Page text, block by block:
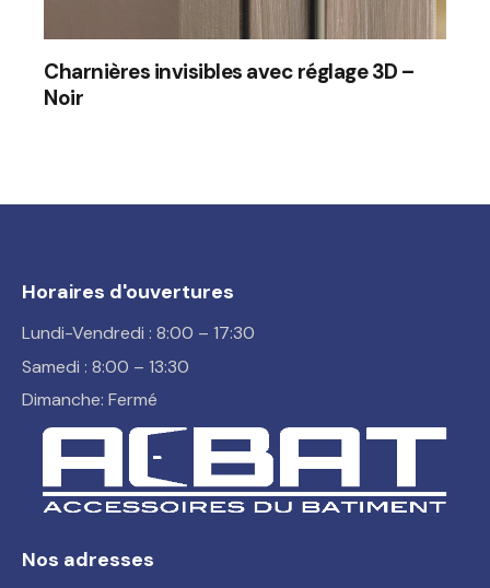
Charnières invisibles avec réglage 3D –
Noir
Horaires d'ouvertures
Lundi-Vendredi : 8:00 – 17:30
Samedi : 8:00 – 13:30
Dimanche: Fermé
Nos adresses